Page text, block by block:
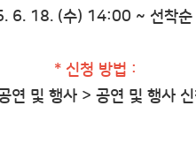
6. 18. (수) 14:00 ~ 선착순
* 신청 방법 :
연 및 행사 > 공연 및 행사